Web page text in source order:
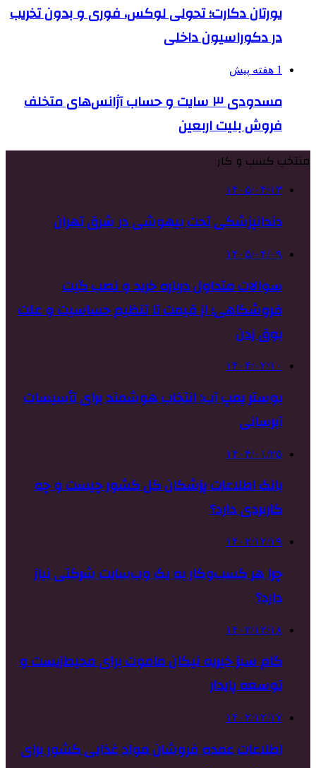
یورتان دکارت؛ تحولی لوکس، فوری و بدون تخریب
در دکوراسیون داخلی
1 هفته پیش
مسدودی ۳ سایت و حساب آژانس‌های متخلف
فروش بلیت اربعین
منتخب کسب و کار
۱۴۰۵/۰۴/۱۳
دندانپزشکی تحت بیهوشی در شرق تهران
۱۴۰۵/۰۴/۰۹
سوالات متداول درباره خرید و نصب گیت
فروشگاهی؛ از قیمت تا تنظیم حساسیت و علت
بوق زدن
۱۴۰۴/۰۲/۱۰
بوستر پمپ آب: انتخاب هوشمند برای تأسیسات
آبرسانی
۱۴۰۴/۰۱/۲۵
بانک اطلاعات پزشکان کل کشور چیست و چه
کاربردی دارد؟
۱۴۰۲/۱۲/۱۹
چرا هر کسب‌وکار به یک وب‌سایت شرکتی نیاز
دارد؟
۱۴۰۲/۱۲/۱۸
گام سبز خیریه نیکان ماموت برای محیط‌زیست و
توسعه پایدار
۱۴۰۲/۱۲/۱۷
اطلاعات عمده فروشان مواد غذایی کشور برای